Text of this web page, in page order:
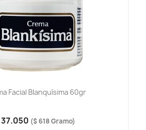
Facial Blanquísima 60gr
37.050 ($ 618 Gramo)